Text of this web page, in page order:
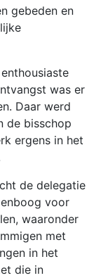
gebeden en
was er
Daar werd
de bisschop
ergens in het
de delegatie
voor
waaronder
met
in het
die in